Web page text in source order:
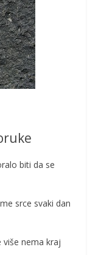
biti da se
srce svaki dan
nema kraj